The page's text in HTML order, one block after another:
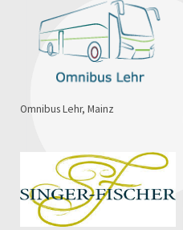
Omnibus Lehr, Mainz